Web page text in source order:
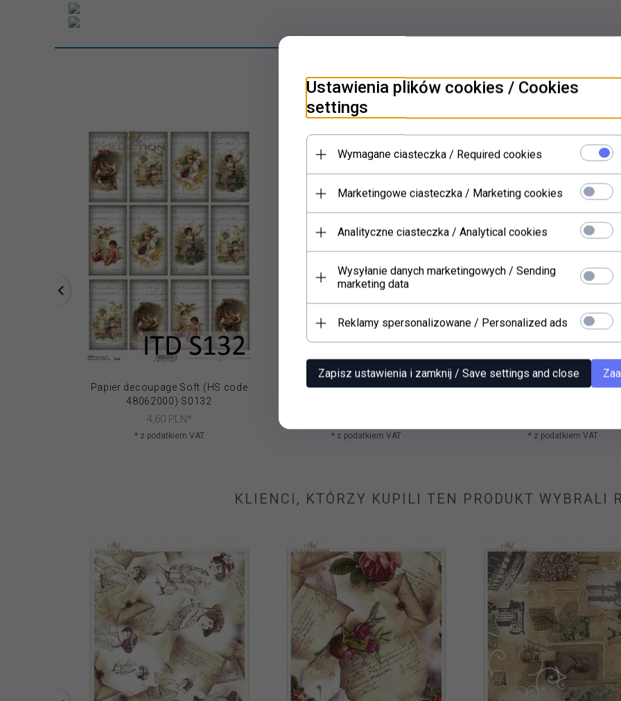
PRODUKTY POWIĄZANE
Papier decoupage Soft (HS code
48062000) S0132
4,60 PLN*
* z podatkiem VAT
Papier decoupage Soft (HS code
* z podatkiem VAT
Papier decoupage Soft (HS
* z podatkiem VAT
KLIENCI, KTÓRZY KUPILI TEN PRODUKT WYBRALI
Ustawienia plików cookies / Cookies
settings
Wymagane ciasteczka / Required cookies
Marketingowe ciasteczka / Marketing cookies
Analityczne ciasteczka / Analytical cookies
Wysyłanie danych marketingowych / Sending
marketing data
Reklamy spersonalizowane / Personalized ads
Zapisz ustawienia i zamknij / Save settings and close